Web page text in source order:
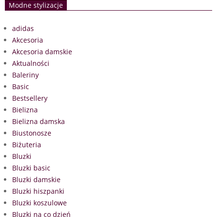
Modne stylizacje
adidas
Akcesoria
Akcesoria damskie
Aktualności
Baleriny
Basic
Bestsellery
Bielizna
Bielizna damska
Biustonosze
Biżuteria
Bluzki
Bluzki basic
Bluzki damskie
Bluzki hiszpanki
Bluzki koszulowe
Bluzki na co dzień